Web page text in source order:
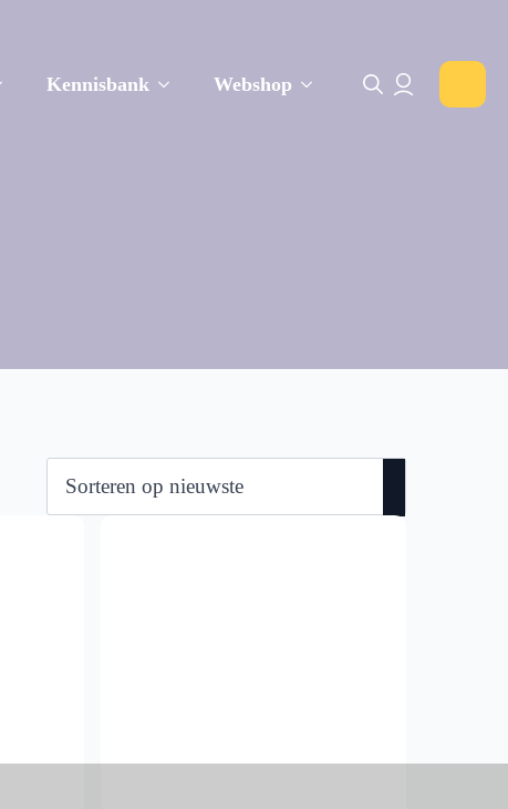
Kennisbank
Webshop
Search for: